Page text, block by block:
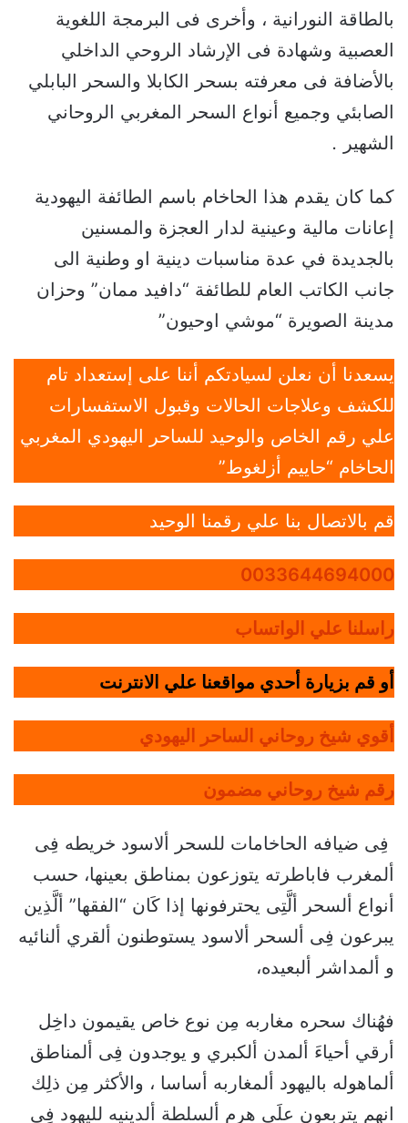
بالطاقة النورانية ، وأخرى فى البرمجة اللغوية
العصبية وشهادة فى الإرشاد الروحي الداخلي
بالأضافة فى معرفته بسحر الكابلا والسحر البابلي
الصابئي وجميع أنواع السحر المغربي الروحاني
الشهير .
كما كان يقدم هذا الحاخام باسم الطائفة اليهودية
إعانات مالية وعينية لدار العجزة والمسنين
بالجديدة في عدة مناسبات دينية او وطنية الى
جانب الكاتب العام للطائفة “دافيد ممان” وحزان
مدينة الصويرة “موشي اوحيون”
يسعدنا أن نعلن لسيادتكم أننا على إستعداد تام
للكشف وعلاجات الحالات وقبول الاستفسارات
علي رقم الخاص والوحيد للساحر اليهودي المغربي
الحاخام “حاييم أزلغوط”
قم بالاتصال بنا علي رقمنا الوحيد
0033644694000
راسلنا علي الواتساب
أو قم بزيارة أحدي مواقعنا علي الانترنت
أقوي شيخ روحاني الساحر اليهودي
رقم شيخ روحاني مضمون
فِى ضيافه الحاخامات للسحر ألاسود خريطه فِى
ألمغرب فاباطرته يتوزعون بمناطق بعينها، حسب
أنواع ألسحر ألَّتِى يحترفونها إذا كَان “الفقها” ألَّذِين
يبرعون فِى ألسحر ألاسود يستوطنون ألقري ألنائيه
و ألمداشر ألبعيده،
فهُناك سحره مغاربه مِن نوع خاص يقيمون داخِل
أرقي أحياءَ ألمدن ألكبري و يوجدون فِى ألمناطق
ألماهوله باليهود ألمغاربه أساسا ، والأكثر مِن ذلِك
انهم يتربعون علَي هرم ألسلطة ألدينيه لليهود فِى